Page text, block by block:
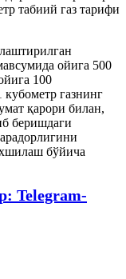
табиий газ тарифи
ойига 500
100
кубометр газнинг
қарори билан,
беришдаги
бўйича
Telegram-